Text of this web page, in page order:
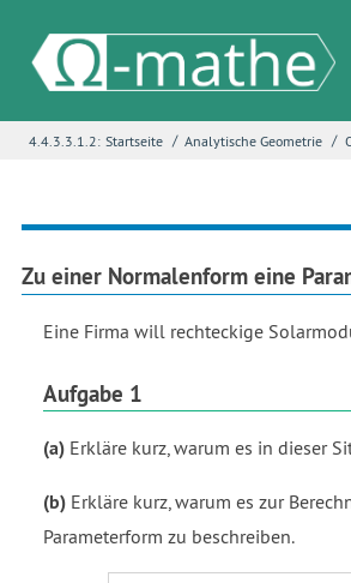
4.4.3.3.1.2: Startseite / Analytische Geometrie /
Zu einer Normalenform eine
Eine Firma will rechteckige
Aufgabe 1
(a) Erkläre kurz, warum es in dieser
(b) Erkläre kurz, warum es zur
Parameterform zu beschreiben.
E-Mail
Fehlerbeschreibung*